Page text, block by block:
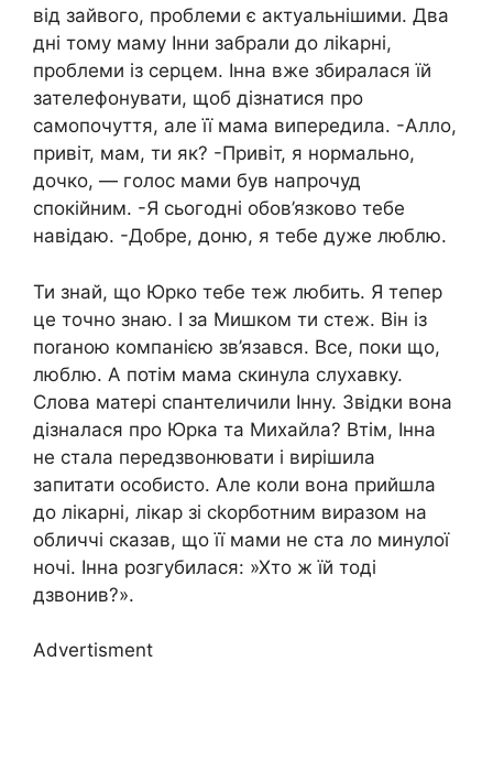
від зайвого, проблеми є актуальнішими. Два
дні тому маму Інни забрали до ліkарні,
проблеми із серцем. Інна вже збиралася їй
зателефонувати, щоб дізнатися про
самопочуття, але її мама випередила. -Алло,
привіт, мам, ти як? -Привіт, я нормально,
дочко, — голос мами був напрочуд
спокійним. -Я сьогодні обов’язково тебе
навідаю. -Добре, доню, я тебе дуже люблю.
Ти знай, що Юрко тебе теж любить. Я тепер
це точно знаю. І за Мишком ти стеж. Він із
поrаною компанією зв’язався. Все, поки що,
люблю. А потім мама скинула слухавку.
Слова матері спантеличили Інну. Звідки вона
дізналася про Юрка та Михайла? Втім, Інна
не стала передзвонювати і вирішила
запитати особисто. Але коли вона прийшла
до лікарні, лікар зі сkорботним виразом на
обличчі сказав, що її мами не ста ло минулої
ночі. Інна розгубилася: »Хто ж їй тоді
дзвонив?».
Advertisment